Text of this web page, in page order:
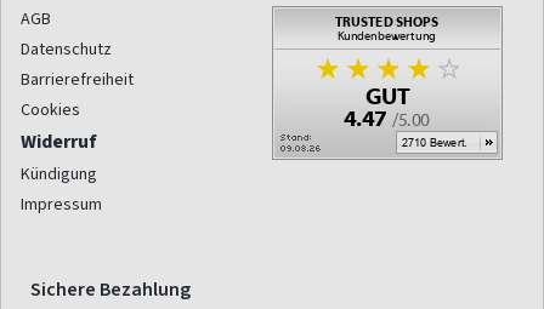
AGB
Datenschutz
Barrierefreiheit
Cookies
Widerruf
Kündigung
Impressum
Sichere Bezahlung